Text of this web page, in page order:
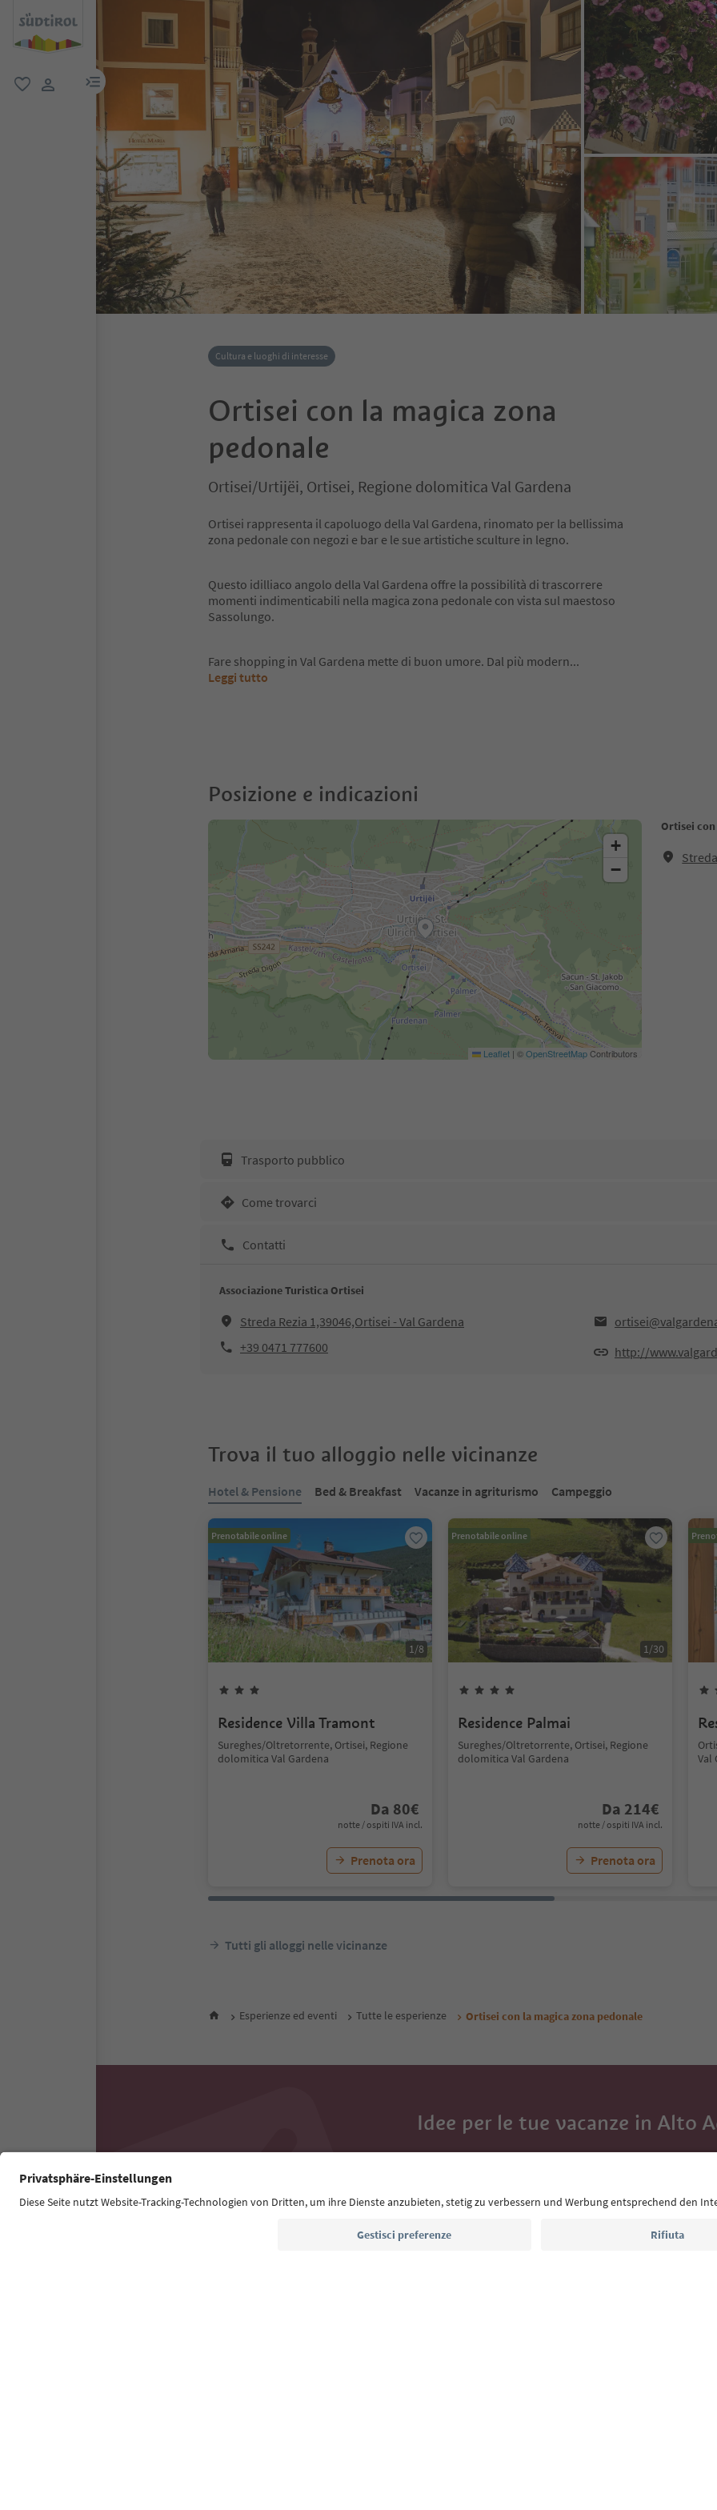
menu link
Cultura e luoghi di interesse
Ortisei con la magica zona
pedonale
Ortisei/Urtijëi, Ortisei, Regione dolomitica Val Gardena
Ortisei rappresenta il capoluogo della Val Gardena, rinomato per la bellissima
zona pedonale con negozi e bar e le sue artistiche sculture in legno.
Questo idilliaco angolo della Val Gardena offre la possibilità di trascorrere
momenti indimenticabili nella magica zona pedonale con vista sul maestoso
Sassolungo.
Fare shopping in Val Gardena mette di buon umore. Dal più modern...
Leggi tutto
Posizione e indicazioni
Ortisei
+
−
Leaflet | ©OpenStreetMapContributors
Trasporto pubblico
Come trovarci
Contatti
Associazione Turistica Ortisei
Streda Rezia 1,39046,Ortisei - Val Gardena
+39 0471 777600
http://
Trova il tuo alloggio nelle vicinanze
Hotel & Pensione Bed & Breakfast Vacanze in agriturismo Campeggio
Prenotabile online
1/8
Residence Villa Tramont
Sureghes/Oltretorrente, Ortisei, Regione
dolomitica Val Gardena
Da 80€
notte / ospiti IVA incl.
Prenota ora
Prenotabile online
1/30
Residence Palmai
Sureghes/Oltretorrente, Ortisei, Regione
dolomitica Val Gardena
Da 214€
notte / ospiti IVA incl.
Prenota ora
Val
Tutti gli alloggi nelle vicinanze
Esperienze ed eventi Tutte le esperienze Ortisei con la magica zona pedonale
Idee per le tue vacanze in Alto
Con la newsletter dell’Alto Adige ricevi consigli per
Indirizzo e-mail*